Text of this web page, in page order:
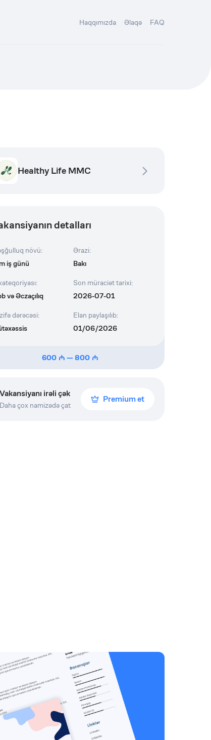
Haqqımızda Əlaqə FAQ
Healthy Life MMC
detalları
növü:
iş günü
Ərazi:
Bakı
:
və Əczaçılıq
Son müraciət tarixi:
2026-07-01
dərəcəsi:
Elan paylaşılıb:
01/06/2026
600 —800
Vakansiyanı irəli çək
Daha çox namizədə çat
Premium et